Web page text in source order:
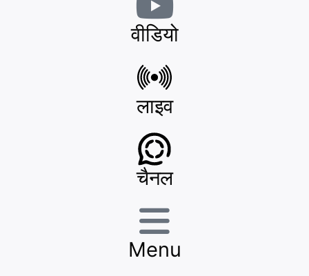
वीडियो
लाइव
चैनल
Menu